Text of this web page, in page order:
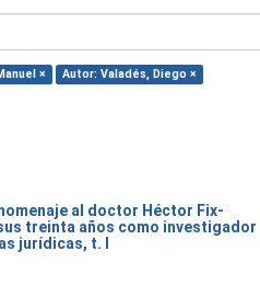
× Autor: Valadés, Diego ×
al doctor Héctor Fix-
treinta años como investigador
jurídicas, t. I